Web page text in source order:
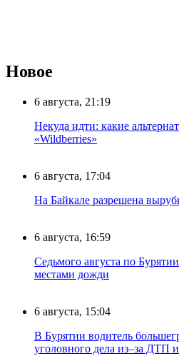
Новое
6 августа, 21:19
Некуда идти: какие
«Wildberries»
6 августа, 17:04
На Байкале разрешена
6 августа, 16:59
Седьмого августа по
местами дожди
6 августа, 15:04
В Бурятии водитель
уголовного дела из–за ДТП